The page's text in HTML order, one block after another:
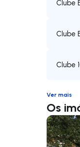
Clube
Clube
Clube
Ver mais
Os